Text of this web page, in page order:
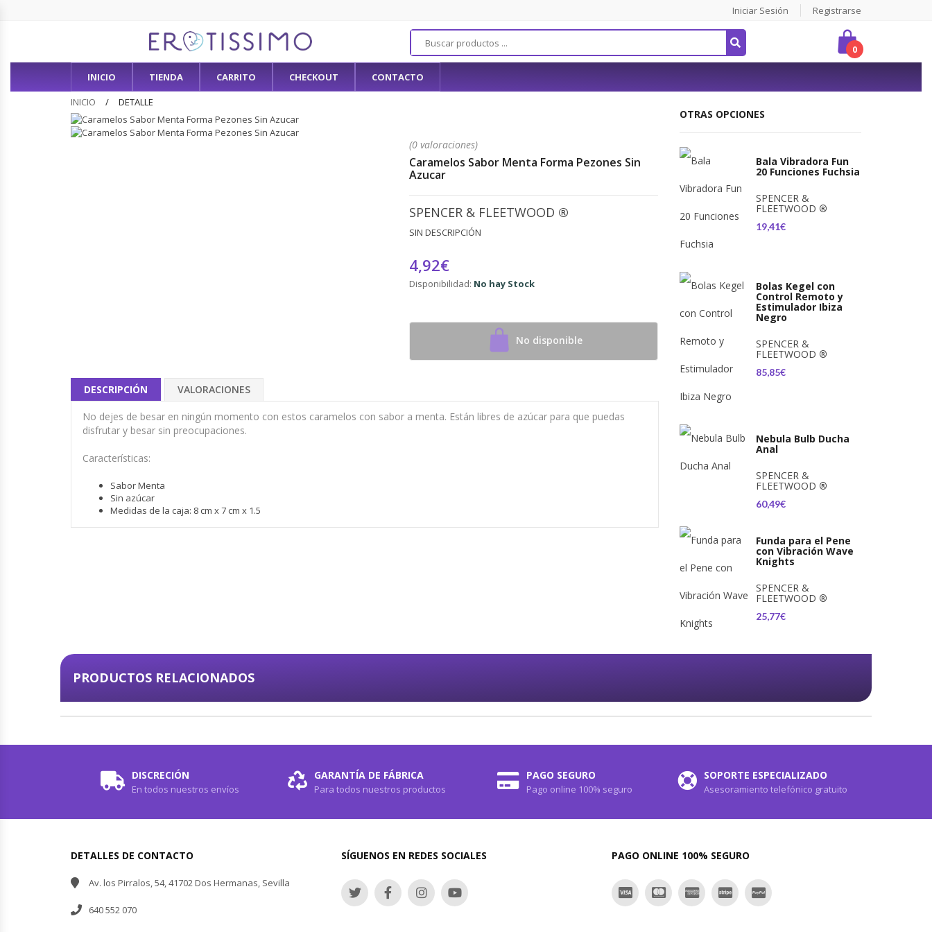
Iniciar Sesión Registrarse
0
INICIO TIENDA CARRITO CHECKOUT
CONTACTO
INICIO
DETALLE
(0 valoraciones)
Caramelos Sabor Menta Forma Pezones Sin
Azucar
SPENCER & FLEETWOOD ®
SIN DESCRIPCIÓN
4,92€
Disponibilidad: No hay Stock
No disponible
DESCRIPCIÓN VALORACIONES
No dejes de besar en ningún momento con estos caramelos con sabor a menta. Están libres de azúcar para que puedas
disfrutar y besar sin preocupaciones.
Características:
Sabor Menta
Sin azúcar
Medidas de la caja: 8 cm x 7 cm x 1.5
OTRAS OPCIONES
Bala Vibradora Fun
20 Funciones Fuchsia
SPENCER &
FLEETWOOD ®
19,41€
Bolas Kegel con
Control Remoto y
Estimulador Ibiza
Negro
SPENCER &
FLEETWOOD ®
85,85€
Nebula Bulb Ducha
Anal
SPENCER &
FLEETWOOD ®
60,49€
Funda para el Pene
con Vibración Wave
Knights
SPENCER &
FLEETWOOD ®
25,77€
PRODUCTOS RELACIONADOS
DISCRECIÓN
En todos nuestros envíos
GARANTÍA DE FÁBRICA
Para todos nuestros productos
PAGO SEGURO
Pago online 100% seguro
SOPORTE ESPECIALIZADO
Asesoramiento telefónico gratuito
DETALLES DE CONTACTO
Av. los Pirralos, 54, 41702 Dos Hermanas, Sevilla
640 552 070
SÍGUENOS EN REDES SOCIALES PAGO ONLINE 100% SEGURO